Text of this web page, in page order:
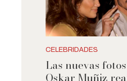
CELEBRIDADES
Las nuevas
Oskar Muñiz